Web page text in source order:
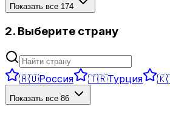
Показать все 174
2. Выберите страну
🇷🇺Россия 🇹🇷Турция
Показать все 86